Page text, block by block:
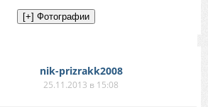
nik-prizrakk2008
25.11.2013 в 15:08